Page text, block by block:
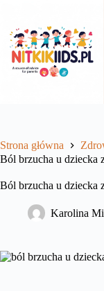
treści
Strona główna
Ból brzucha u dziecka
Ból brzucha u dziecka
Karolina